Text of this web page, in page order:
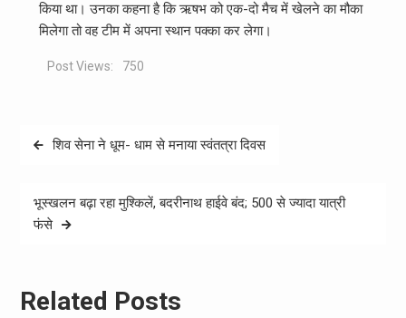
किया था। उनका कहना है कि ऋषभ को एक-दो मैच में खेलने का मौका
मिलेगा तो वह टीम में अपना स्थान पक्का कर लेगा।
Post Views: 750
Postशिव सेना ने धूम- धाम से मनाया स्वंतत्रा दिवस
भूस्खलन बढ़ा रहा मुश्किलें, बदरीनाथ हाईवे बंद; 500 से ज्यादा यात्री
फंसे
Related Posts